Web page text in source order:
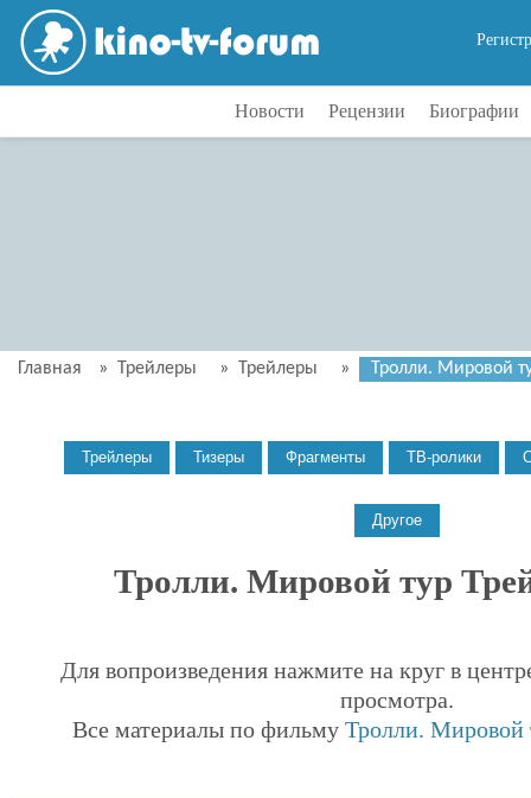
Новости Рецензии Биографии
Главная » Трейлеры » Трейлеры » Тролли. Мировой
Тролли. Мировой тур
Для вопроизведения нажмите на круг в
просмотра.
Все материалы по фильмуТролли. Мировой